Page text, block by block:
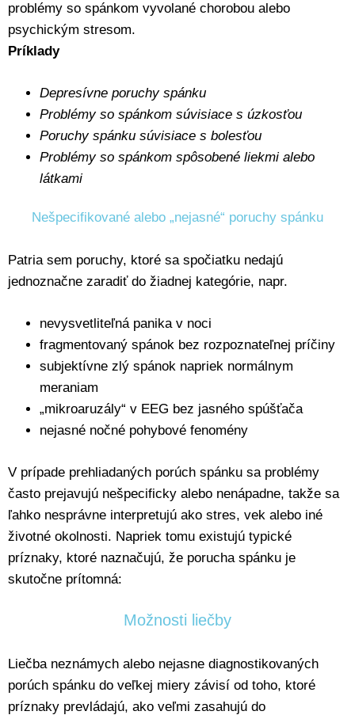
problémy so spánkom vyvolané chorobou alebo
psychickým stresom.
Príklady
Depresívne poruchy spánku
Problémy so spánkom súvisiace s úzkosťou
Poruchy spánku súvisiace s bolesťou
Problémy so spánkom spôsobené liekmi alebo
látkami
Nešpecifikované alebo „nejasné“ poruchy spánku
Patria sem poruchy, ktoré sa spočiatku nedajú
jednoznačne zaradiť do žiadnej kategórie, napr.
nevysvetliteľná panika v noci
fragmentovaný spánok bez rozpoznateľnej príčiny
subjektívne zlý spánok napriek normálnym
meraniam
„mikroaruzály“ v EEG bez jasného spúšťača
nejasné nočné pohybové fenomény
V prípade prehliadaných porúch spánku sa problémy
často prejavujú nešpecificky alebo nenápadne, takže sa
ľahko nesprávne interpretujú ako stres, vek alebo iné
životné okolnosti. Napriek tomu existujú typické
príznaky, ktoré naznačujú, že porucha spánku je
skutočne prítomná:
Možnosti liečby
Liečba neznámych alebo nejasne diagnostikovaných
porúch spánku do veľkej miery závisí od toho, ktoré
príznaky prevládajú, ako veľmi zasahujú do